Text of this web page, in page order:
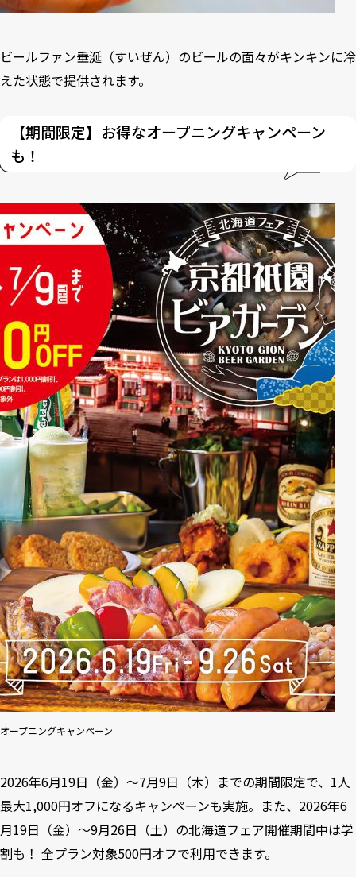
ビールファン垂涎（すいぜん）のビールの面々がキンキンに冷
えた状態で提供されます。
【期間限定】お得なオープニングキャンペーン
も！
オープニングキャンペーン
2026年6月19日（金）～7月9日（木）までの期間限定で、1人
最大1,000円オフになるキャンペーンも実施。また、2026年6
月19日（金）～9月26日（土）の北海道フェア開催期間中は学
割も！ 全プラン対象500円オフで利用できます。